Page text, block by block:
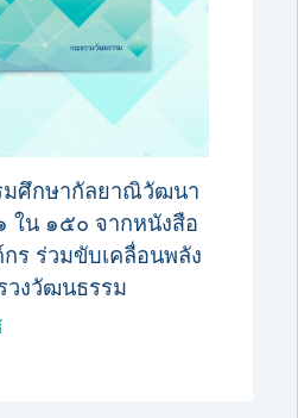
ศึกษากัลยาณิวัฒนา
ใน ๑๕๐ จากหนังสือ
ร ร่วมขับเคลื่อนพลัง
วงวัฒนธรรม